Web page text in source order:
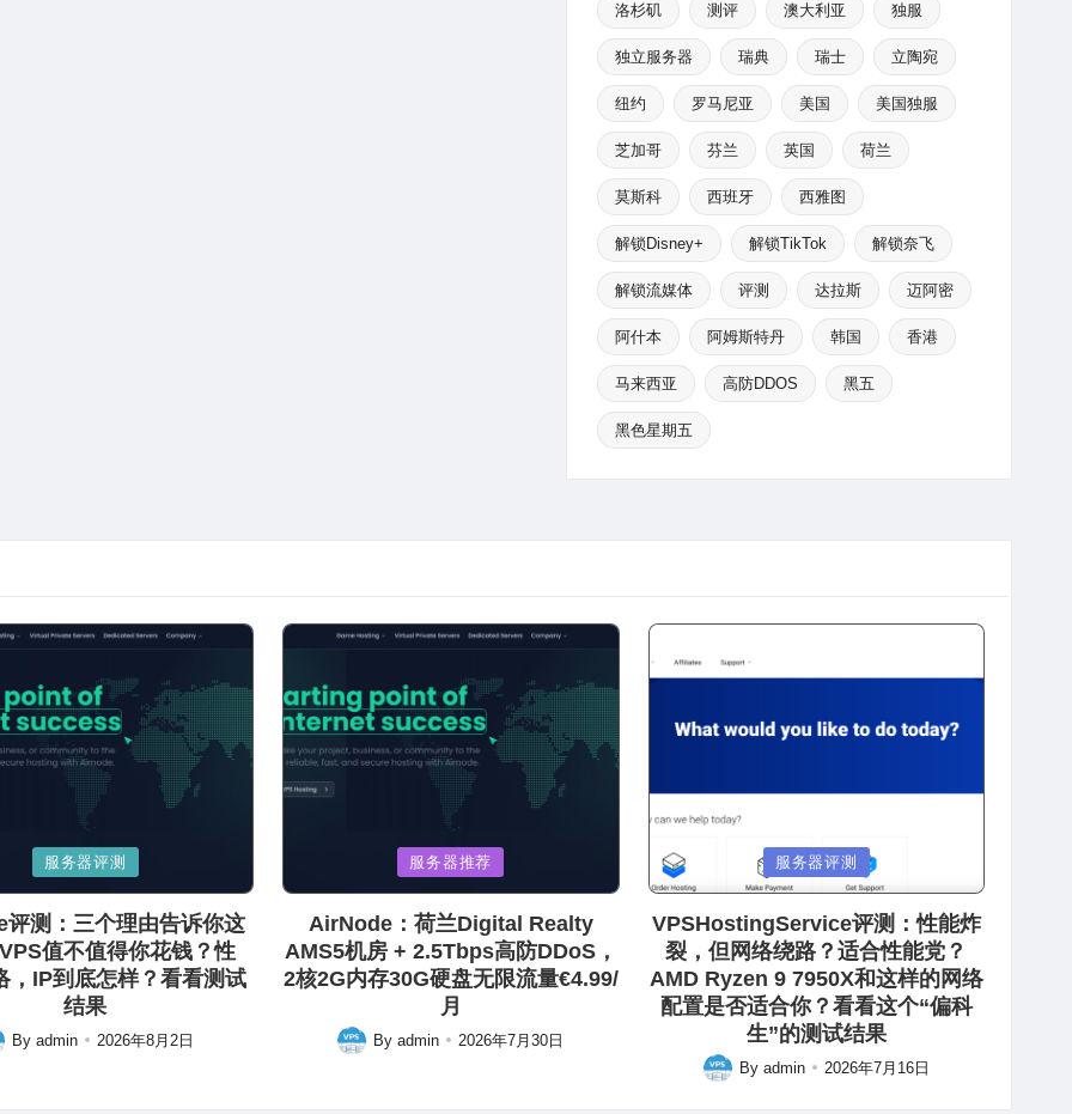
洛杉矶 测评 澳大利亚 独服
独立服务器 瑞典 瑞士 立陶宛
纽约 罗马尼亚 美国 美国独服
芝加哥 芬兰 英国 荷兰
莫斯科 西班牙 西雅图
解锁Disney+ 解锁TikTok 解锁奈飞
解锁流媒体 评测 达拉斯 迈阿密
阿什本 阿姆斯特丹 韩国 香港
马来西亚 高防DDOS 黑五
黑色星期五
服务器评测
测：三个理由告诉你这
值不值得你花钱？性
，IP到底怎样？看看测试
结果
Byadmin 2026年8月2日
in
服务器推荐
AirNode：荷兰Digital Realty
AMS5机房 + 2.5Tbps高防DDoS，
2核2G内存30G硬盘无限流量€4.99/
月
Posted
Byadmin 2026年7月30日
Posted
in
服务器评测
VPSHostingService评测：性能炸
裂，但网络绕路？适合性能党？
AMD Ryzen 9 7950X和这样的网络
配置是否适合你？看看这个“偏科
生”的测试结果
Posted
By admin 2026年7月16日